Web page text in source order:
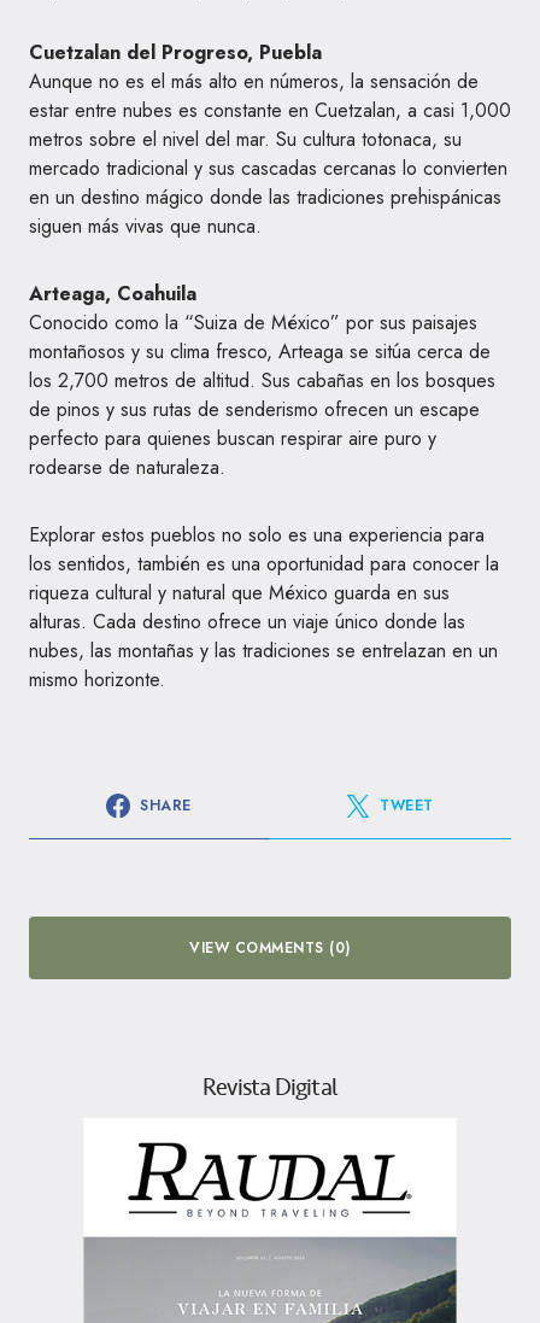
Cuetzalan del Progreso, Puebla
Aunque no es el más alto en números, la sensación de
estar entre nubes es constante en Cuetzalan, a casi 1,000
metros sobre el nivel del mar. Su cultura totonaca, su
mercado tradicional y sus cascadas cercanas lo convierten
en un destino mágico donde las tradiciones prehispánicas
siguen más vivas que nunca.
Arteaga, Coahuila
Conocido como la “Suiza de México” por sus paisajes
montañosos y su clima fresco, Arteaga se sitúa cerca de
los 2,700 metros de altitud. Sus cabañas en los bosques
de pinos y sus rutas de senderismo ofrecen un escape
perfecto para quienes buscan respirar aire puro y
rodearse de naturaleza.
Explorar estos pueblos no solo es una experiencia para
los sentidos, también es una oportunidad para conocer la
riqueza cultural y natural que México guarda en sus
alturas. Cada destino ofrece un viaje único donde las
nubes, las montañas y las tradiciones se entrelazan en un
mismo horizonte.
SHARE TWEET
VIEW COMMENTS (0)
Revista Digital